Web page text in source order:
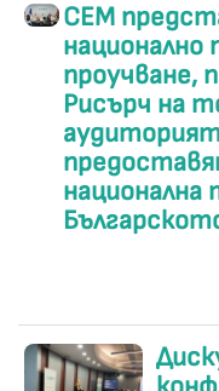
СЕМ
проучване,
Рисърч на
национална